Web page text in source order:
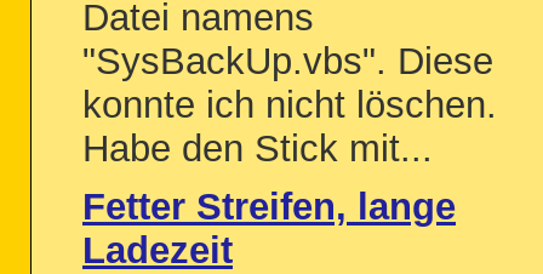
Datei namens
"SysBackUp.vbs". Diese
konnte ich nicht löschen.
Habe den Stick mit...
Fetter Streifen, lange
Ladezeit